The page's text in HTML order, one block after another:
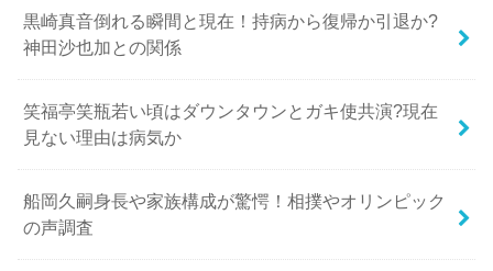
黒崎真音倒れる瞬間と現在！持病から復帰か引退か?
神田沙也加との関係
笑福亭笑瓶若い頃はダウンタウンとガキ使共演?現在
見ない理由は病気か
船岡久嗣身長や家族構成が驚愕！相撲やオリンピック
の声調査